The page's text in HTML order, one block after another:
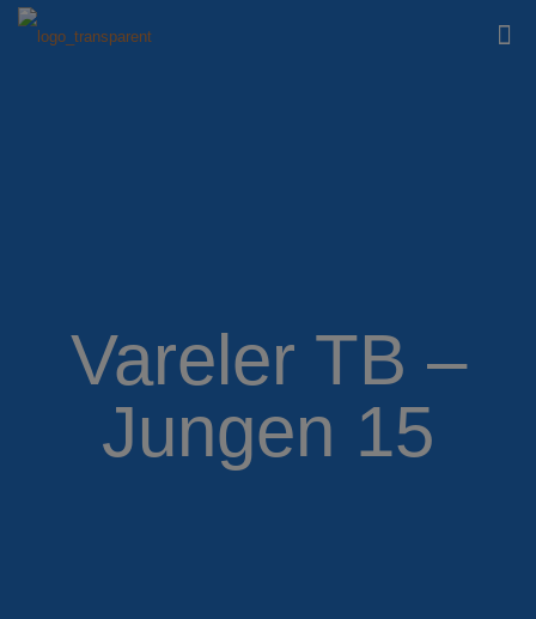
Vareler TB –
Jungen 15